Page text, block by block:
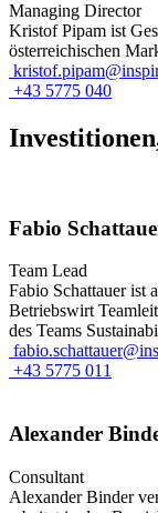
Managing Director
Kristof Pipam ist
österreichischen
+43 5775 040
Fabio
Team Lead
Fabio Schattauer ist
Betriebswirt
des Teams
+43 5775 011
Alexander
Consultant
Alexander Binder